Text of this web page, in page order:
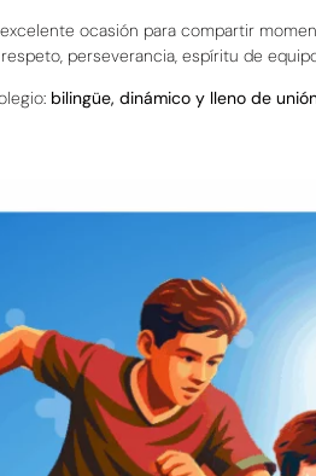
ocasión para compartir
perseverancia, espíritu de
bilingüe, dinámico y lleno de